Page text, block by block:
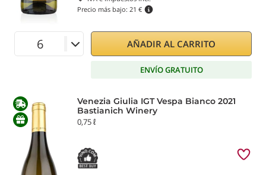
Precio más bajo: 21 €
AÑADIR AL CARRITO
ENVÍO GRATUITO
Venezia Giulia IGT Vespa Bianco 2021
Bastianich Winery
0,75 ℓ